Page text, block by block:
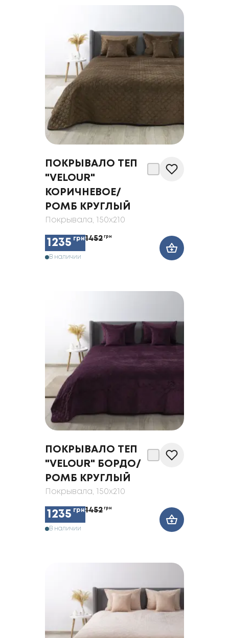
ПОКРЫВАЛО ТЕП
"VELOUR"
КОРИЧНЕВОЕ/
РОМБ КРУГЛЫЙ
Покрывала, 150x210
1235 грн1452 грн
В наличии
ПОКРЫВАЛО ТЕП
"VELOUR" БОРДО/
РОМБ КРУГЛЫЙ
Покрывала, 150x210
1235 грн1452 грн
В наличии